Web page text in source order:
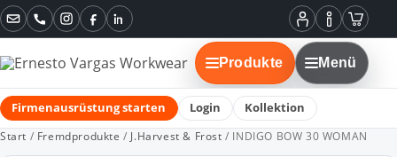
Mein
Konto
Informationen
Instagram
FacebookLinkedIn
Produkte Menü
Firmenausrüstung starten Login Kollektion
Start / Fremdprodukte / J.Harvest & Frost / INDIGO BOW 30 WOMAN